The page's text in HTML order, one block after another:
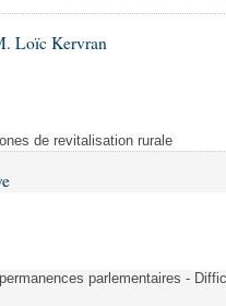
Loïc Kervran
de revitalisation rurale
parlementaires -